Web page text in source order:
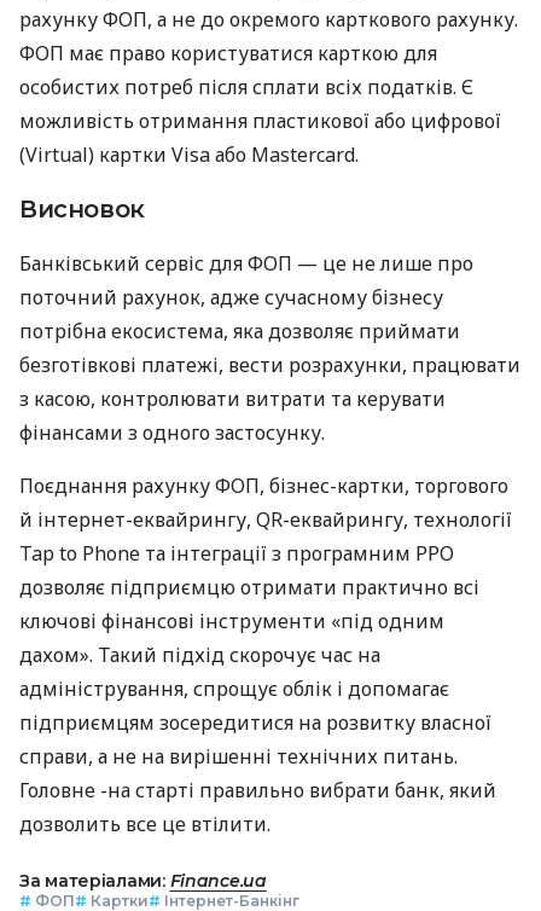
рахунку ФОП, а не до окремого карткового рахунку.
ФОП має право користуватися карткою для
особистих потреб після сплати всіх податків. Є
можливість отримання пластикової або цифрової
(Virtual) картки Visa або Mastercard.
Висновок
Банківський сервіс для ФОП — це не лише про
поточний рахунок, адже сучасному бізнесу
потрібна екосистема, яка дозволяє приймати
безготівкові платежі, вести розрахунки, працювати
з касою, контролювати витрати та керувати
фінансами з одного застосунку.
Поєднання рахунку ФОП, бізнес-картки, торгового
й інтернет-еквайрингу, QR-еквайрингу, технології
Tap to Phone та інтеграції з програмним РРО
дозволяє підприємцю отримати практично всі
ключові фінансові інструменти «під одним
дахом». Такий підхід скорочує час на
адміністрування, спрощує облік і допомагає
підприємцям зосередитися на розвитку власної
справи, а не на вирішенні технічних питань.
Головне -на старті правильно вибрати банк, який
дозволить все це втілити.
За матеріалами: Finance.ua
# ФОП# Картки# Інтернет-Банкінг